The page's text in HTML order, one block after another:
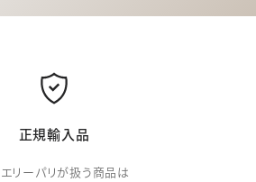
正規輸入品
リーパリが扱う商品は